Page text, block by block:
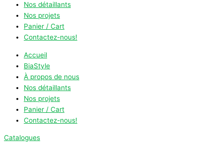
Nos détaillants
Nos projets
Panier / Cart
Contactez-nous!
Accueil
BiaStyle
À propos de nous
Nos détaillants
Nos projets
Panier / Cart
Contactez-nous!
Catalogues